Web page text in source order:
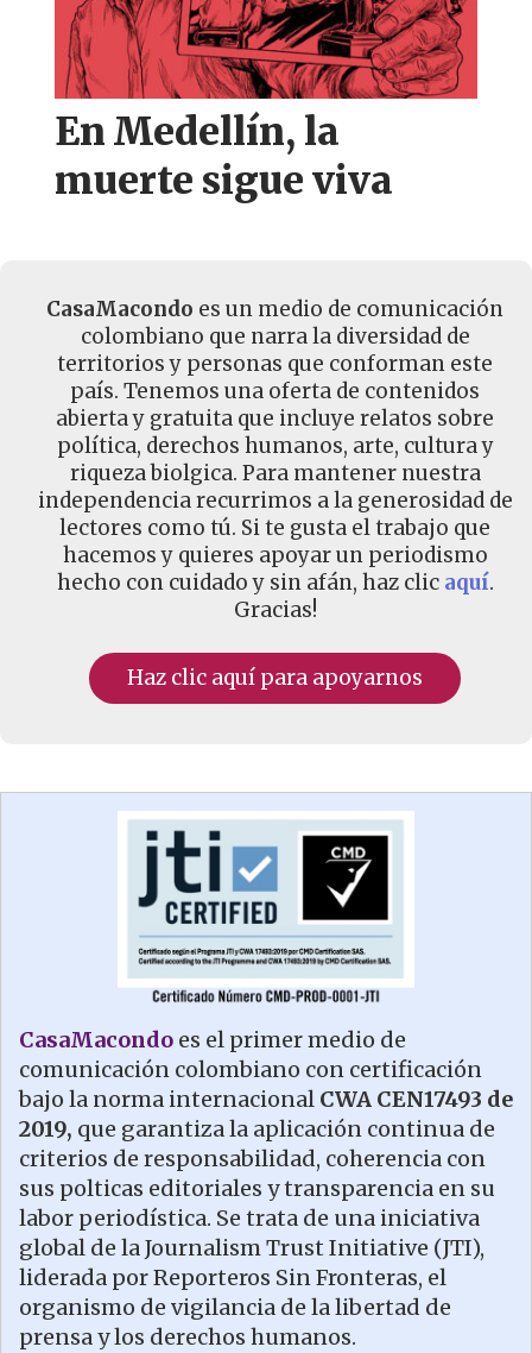
En Medellín, la
muerte sigue viva
CasaMacondo es un medio de comunicación
colombiano que narra la diversidad de
territorios y personas que conforman este
país. Tenemos una oferta de contenidos
abierta y gratuita que incluye relatos sobre
política, derechos humanos, arte, cultura y
riqueza biolgica. Para mantener nuestra
independencia recurrimos a la generosidad de
lectores como tú. Si te gusta el trabajo que
hacemos y quieres apoyar un periodismo
hecho con cuidado y sin afán, haz clic aquí.
Gracias!
Haz clic aquí para apoyarnos
CasaMacondo es el primer medio de
comunicación colombiano con certificación
bajo la norma internacional CWA CEN17493 de
2019, que garantiza la aplicación continua de
criterios de responsabilidad, coherencia con
sus polticas editoriales y transparencia en su
labor periodística. Se trata de una iniciativa
global de la Journalism Trust Initiative (JTI),
liderada por Reporteros Sin Fronteras, el
organismo de vigilancia de la libertad de
prensa y los derechos humanos.